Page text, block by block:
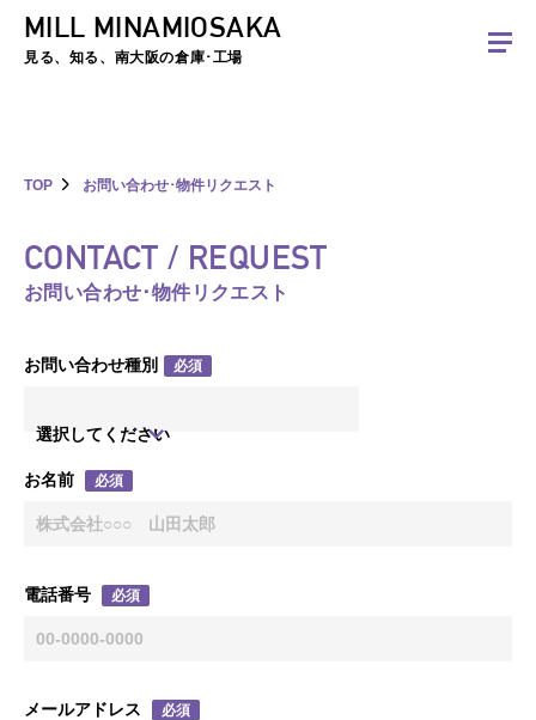
夏季休暇のお知らせ：2026年8月8日(土)～8月16日(日)まで休業とさせていた
MILL MINAMIOSAKA
見る、知る、南大阪の倉庫･工場
TOP お問い合わせ･物件リクエスト
CONTACT / REQUEST
お問い合わせ･物件リクエスト
お問い合わせ種別 必須
選択してください
お名前 必須
電話番号 必須
メールアドレス 必須